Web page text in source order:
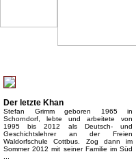
Der letzte Khan
Stefan Grimm geboren 1965 in
Schorndorf, lebte und arbeitete von
1995 bis 2012 als Deutsch- und
Geschichtslehrer an der Freien
Waldorfschule Cottbus. Zog dann im
Sommer 2012 mit seiner Familie im Süd